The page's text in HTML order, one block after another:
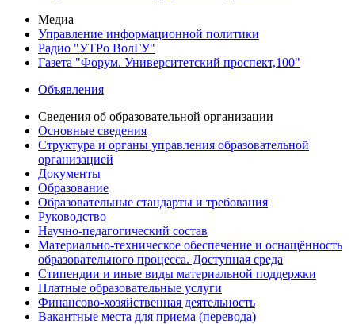
Медиа
Управление информационной политики
Радио "УТРо ВолГУ"
Газета "Форум. Университетский проспект,100"
Объявления
Сведения об образовательной организации
Основные сведения
Структура и органы управления образовательной
организацией
Документы
Образование
Образовательные стандарты и требования
Руководство
Научно-педагогический состав
Материально-техническое обеспечение и оснащённость
образовательного процесса. Доступная среда
Стипендии и иные виды материальной поддержки
Платные образовательные услуги
Финансово-хозяйственная деятельность
Вакантные места для приема (перевода)